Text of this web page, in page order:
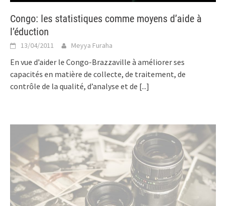
Congo: les statistiques comme moyens d’aide à
l’éduction
13/04/2011 Meyya Furaha
En vue d’aider le Congo-Brazzaville à améliorer ses
capacités en matière de collecte, de traitement, de
contrôle de la qualité, d’analyse et de [...]